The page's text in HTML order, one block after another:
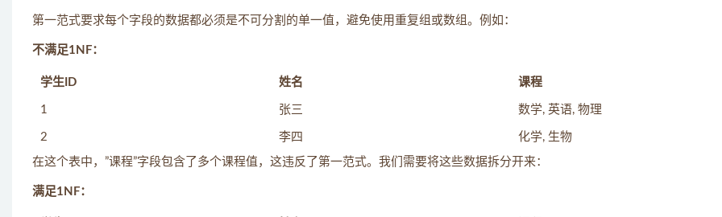
第一范式要求每个字段的数据都必须是不可分割的单一值，避免使用重复组或数组。例如：
不满足1NF：
学生ID 姓名 课程
1 张三 数学, 英语, 物理
2 李四 化学, 生物
在这个表中，”课程”字段包含了多个课程值，这违反了第一范式。我们需要将这些数据拆分开来：
满足1NF：